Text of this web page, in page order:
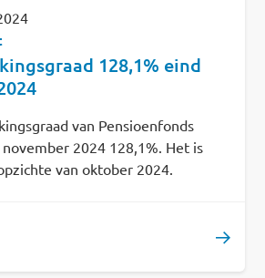
128,1% eind
van Pensioenfonds
2024 128,1%. Het is
van oktober 2024.